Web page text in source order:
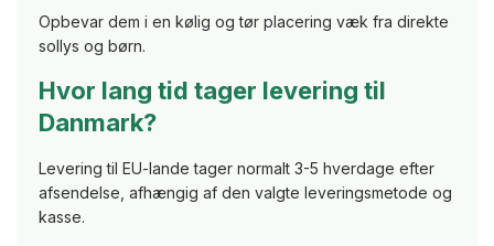
Opbevar dem i en kølig og tør placering væk fra direkte
sollys og børn.
Hvor lang tid tager levering til
Danmark?
Levering til EU-lande tager normalt 3-5 hverdage efter
afsendelse, afhængig af den valgte leveringsmetode og
kasse.